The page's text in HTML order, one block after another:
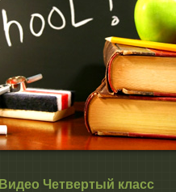
Видео Четвертый класс